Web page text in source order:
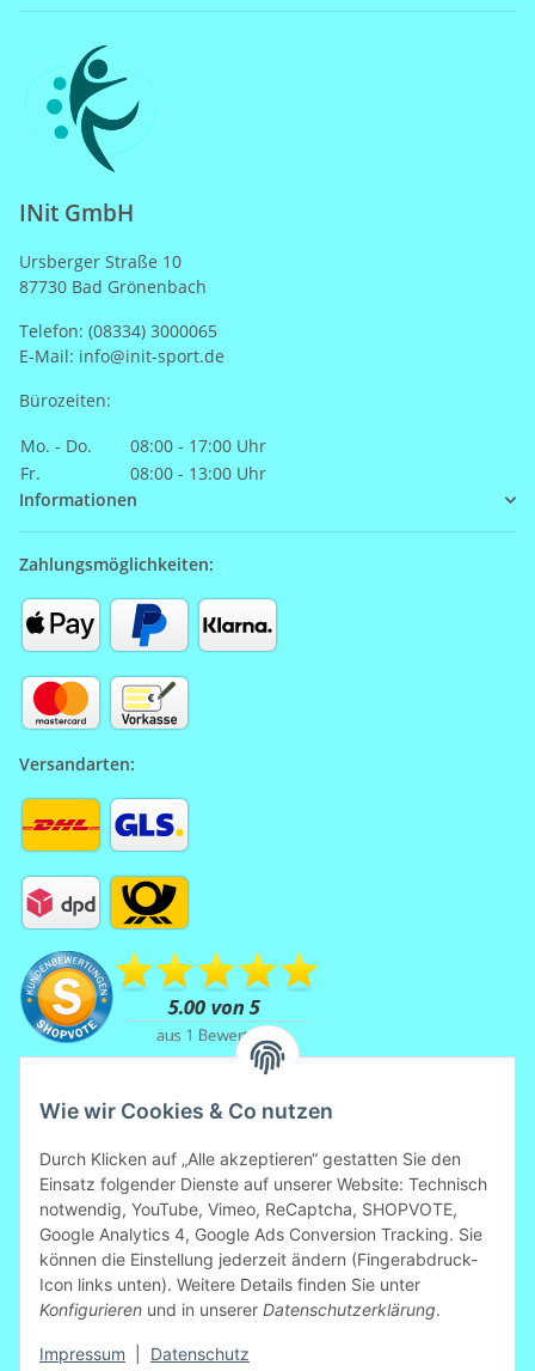
Wie wir Cookies & Co nutzen
Durch Klicken auf „Alle akzeptieren“ gestatten Sie den
Einsatz folgender Dienste auf unserer Website: Technisch
notwendig, YouTube, Vimeo, ReCaptcha, SHOPVOTE,
Google Analytics 4, Google Ads Conversion Tracking. Sie
können die Einstellung jederzeit ändern (Fingerabdruck-
Icon links unten). Weitere Details finden Sie unter
Konfigurieren und in unserer Datenschutzerklärung.
Impressum Datenschutz
INit GmbH
Ursberger Straße 10
87730 Bad Grönenbach
Telefon: (08334) 3000065
E-Mail: info@init-sport.de
Bürozeiten:
Mo. - Do.
08:00 - 17:00 Uhr
Fr.
08:00 - 13:00 Uhr
Informationen
Zahlungsmöglichkeiten:
Versandarten:
Mitglied der Initiative "Fairness im
Handel".
Informationen zur Initiative:
https://www.fairness-im-handel.de